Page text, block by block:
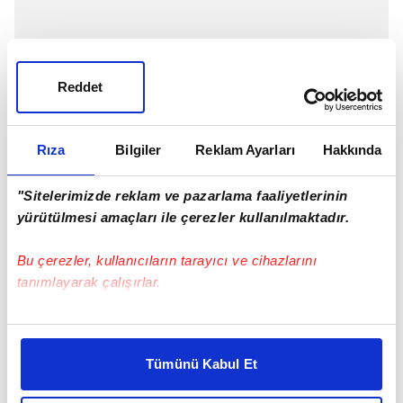
Rıza Bilgiler Reklam Ayarları Hakkında
"Sitelerimizde reklam ve pazarlama faaliyetlerinin
yürütülmesi amaçları ile çerezler kullanılmaktadır.
Bu çerezler, kullanıcıların tarayıcı ve cihazlarını
tanımlayarak çalışırlar.
Bu çerezlere izin vermeniz halinde sizlere özel
daha iyi reklam deneyimi yaşatabiliriz. Bunu yaparken
amacımızın size daha iyi bir reklam deneyimi sunmak
Tümünü Kabul Et
Reddet